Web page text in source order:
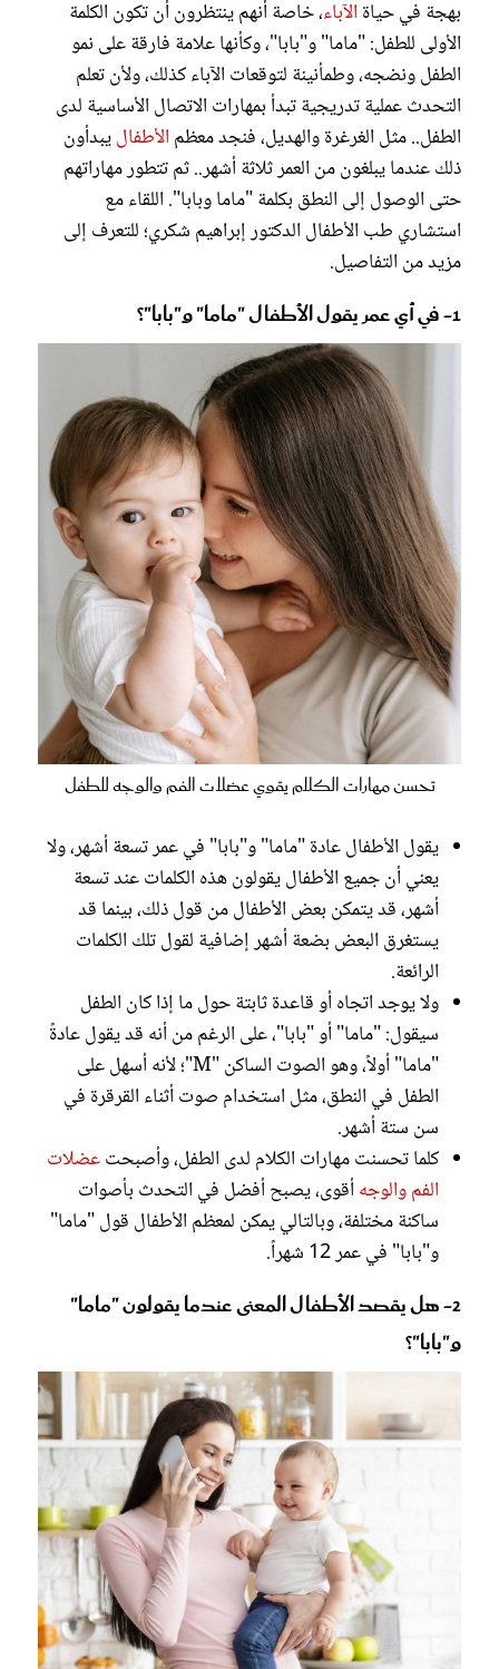
بهجة في حياة الآباء، خاصة أنهم ينتظرون أن تكون الكلمة
الأولى للطفل: "ماما" و"بابا"، وكأنها علامة فارقة على نمو
الطفل ونضجه، وطمأنينة لتوقعات الآباء كذلك، ولأن تعلم
التحدث عملية تدريجية تبدأ بمهارات الاتصال الأساسية لدى
الطفل.. مثل الغرغرة والهديل، فنجد معظم الأطفاليبدأون
ذلك عندما يبلغون من العمر ثلاثة أشهر.. ثم تتطور مهاراتهم
حتى الوصول إلى النطق بكلمة "ماما وبابا". اللقاء مع
استشاري طب الأطفال الدكتور إبراهيم شكري؛ للتعرف إلى
مزيد من التفاصيل.
1- في أي عمر يقول الأطفال "ماما" و"بابا"؟
تحسن مهارات الكلام يقوي عضلات الفم والوجه للطفل
يقول الأطفال عادة "ماما" و"بابا" في عمر تسعة أشهر، ولا
يعني أن جميع الأطفال يقولون هذه الكلمات عند تسعة
أشهر، قد يتمكن بعض الأطفال من قول ذلك، بينما قد
يستغرق البعض بضعة أشهر إضافية لقول تلك الكلمات
الرائعة.
ولا يوجد اتجاه أو قاعدة ثابتة حول ما إذا كان الطفل
سيقول: "ماما" أو "بابا"، على الرغم من أنه قد يقول عادةً
"ماما" أولاً، وهو الصوت الساكن "M"؛ لأنه أسهل على
الطفل في النطق، مثل استخدام صوت أثناء القرقرة في
سن ستة أشهر.
كلما تحسنت مهارات الكلام لدى الطفل، وأصبحتعضلات
الفم والوجهأقوى، يصبح أفضل في التحدث بأصوات
ساكنة مختلفة، وبالتالي يمكن لمعظم الأطفال قول "ماما"
و"بابا" في عمر 12 شهراً.
2- هل يقصد الأطفال المعنى عندما يقولون "ماما"
و"بابا"؟